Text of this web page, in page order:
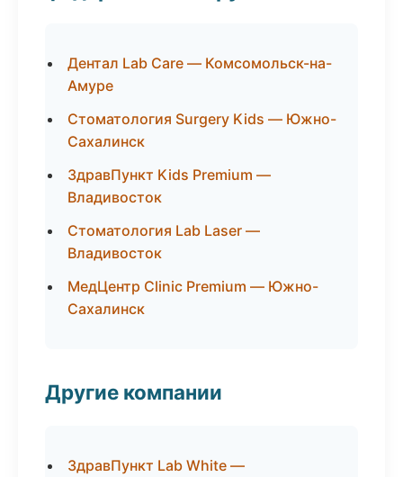
Дентал Lab Care — Комсомольск-на-
Амуре
Стоматология Surgery Kids — Южно-
Сахалинск
ЗдравПункт Kids Premium —
Владивосток
Стоматология Lab Laser —
Владивосток
МедЦентр Clinic Premium — Южно-
Сахалинск
Другие компании
ЗдравПункт Lab White —